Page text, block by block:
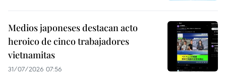
Medios japoneses destacan acto
heroico de cinco trabajadores
vietnamitas
31/07/2026 07:56